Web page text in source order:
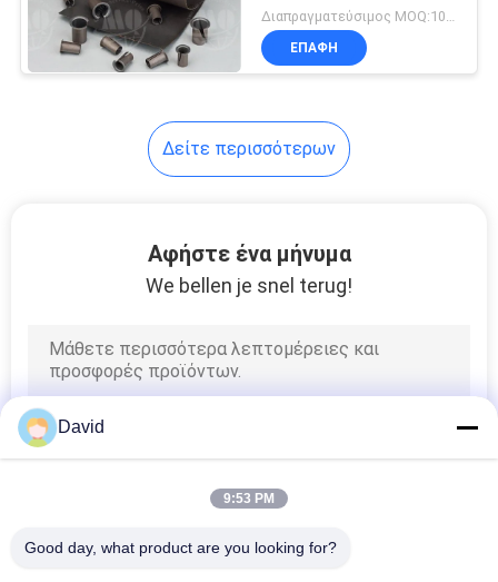
βούσκωμα Μπρόγχος
πλέγμα με PTFE
βούσκωμα
Διαπραγματεύσιμος MOQ:100 PC
ΕΠΑΦΉ
Δείτε περισσότερων
Αφήστε ένα μήνυμα
We bellen je snel terug!
David
9:53 PM
Good day, what product are you looking for?